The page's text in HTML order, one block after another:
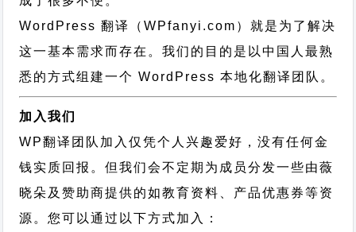
WordPress 翻译（WPfanyi.com） 就是为了解决
这一基本需求而存在。我们的目的是以中国人最熟
悉的方式组建一个 WordPress 本地化翻译团队。
加入我们
WP翻译团队加入仅凭个人兴趣爱好，没有任何金
钱实质回报。但我们会不定期为成员分发一些由薇
晓朵及赞助商提供的如教育资料、产品优惠券等资
源。您可以通过以下方式加入：